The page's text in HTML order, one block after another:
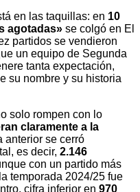
en las taquillas: en 10
agotadas» se colgó en El
partidos se vendieron
un equipo de Segunda
tanta expectación,
su nombre y su historia
solo rompen con lo
claramente a la
anterior se cerró
es decir, 2.146
con un partido más
temporada 2024/25 fue
cifra inferior en 970